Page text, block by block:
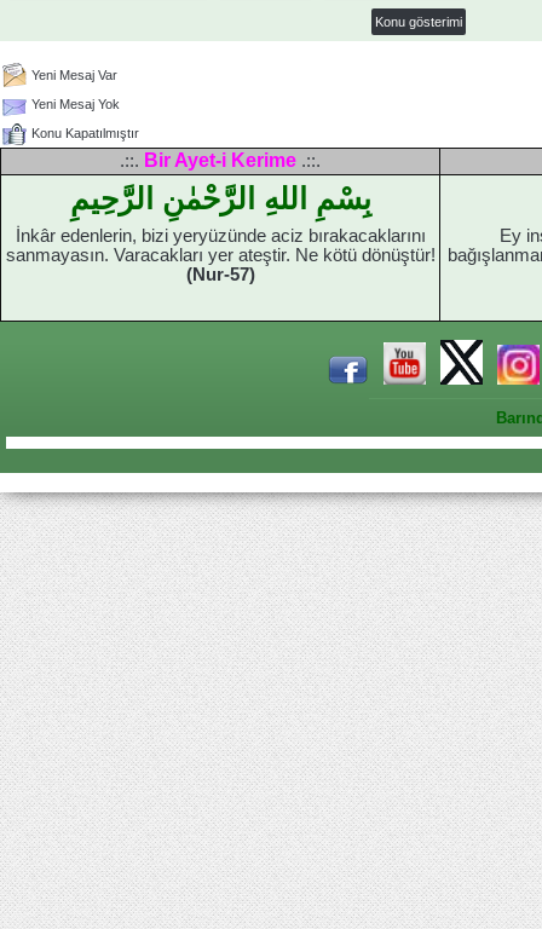
Yeni Mesaj Var
Yeni Mesaj Yok
Konu Kapatılmıştır
.::. Bir Ayet-i Kerime .::.
بِسْمِ اللهِ الرَّحْمٰنِ الرَّحِيمِ
İnkâr edenlerin, bizi yeryüzünde aciz bırakacaklarını
sanmayasın. Varacakları yer ateştir. Ne kötü dönüştür!
(Nur-57)
Ey